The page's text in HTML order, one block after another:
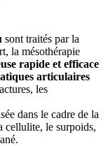
sont traités par la
la mésothérapie
rapide et efficace
articulaires
les
dans le cadre de la
cellulite, le surpoids,